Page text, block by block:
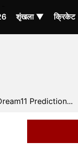
शृंखला ▼ क्रिकेट
Prediction...